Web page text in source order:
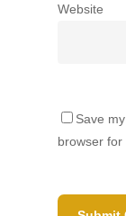
Website
Save
browser for